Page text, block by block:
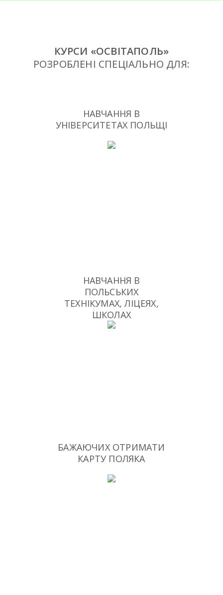
КУРСИ «ОСВІТАПОЛЬ»
РОЗРОБЛЕНІ СПЕЦІАЛЬНО ДЛЯ:
НАВЧАННЯ В
УНІВЕРСИТЕТАХ ПОЛЬЩІ
НАВЧАННЯ В
ПОЛЬСЬКИХ
ТЕХНІКУМАХ, ЛІЦЕЯХ,
ШКОЛАХ
БАЖАЮЧИХ ОТРИМАТИ
КАРТУ ПОЛЯКА